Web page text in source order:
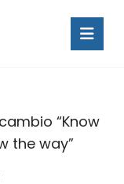
“Know
the way”